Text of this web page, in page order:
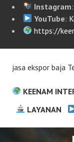
Instagram:
YouTube:
https://
jasa ekspor baja
KEENAM
LAYANAN